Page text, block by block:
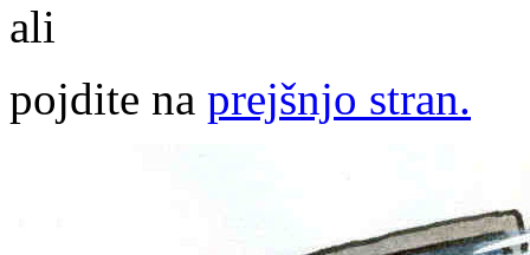
ali
pojdite na prejšnjo stran.